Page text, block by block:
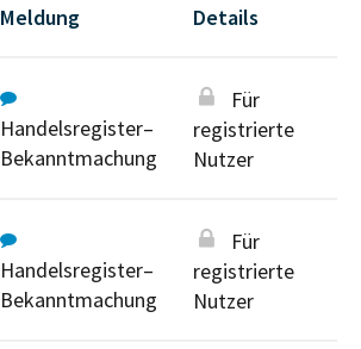
Meldung Details
Handelsregister–
Bekanntmachung
Für
registrierte
Nutzer
Handelsregister–
Bekanntmachung
Für
registrierte
Nutzer